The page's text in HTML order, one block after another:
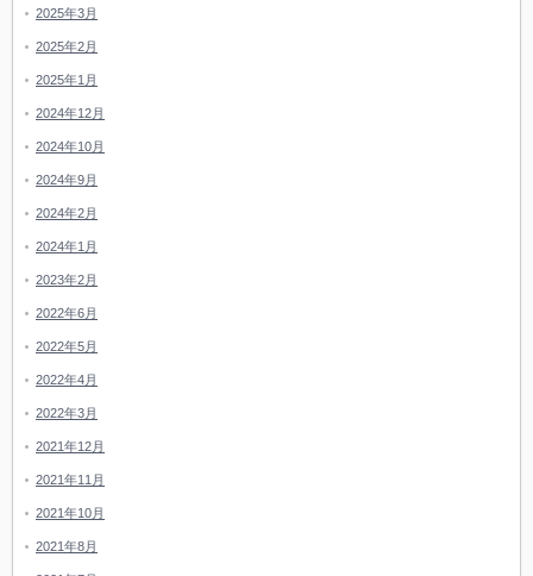
2025年3月
2025年2月
2025年1月
2024年12月
2024年10月
2024年9月
2024年2月
2024年1月
2023年2月
2022年6月
2022年5月
2022年4月
2022年3月
2021年12月
2021年11月
2021年10月
2021年8月